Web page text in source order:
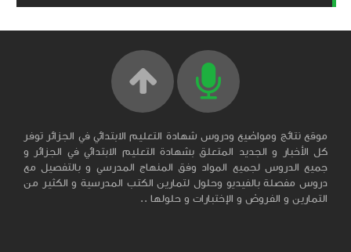
موقع نتائج ومواضيع ودروس شهادة التعليم الابتدائي في الجزائر توفر
كل الأخبار و الجديد المتعلق بشهادة التعليم الابتدائي في الجزائر و
جميع الدروس لجميع المواد وفق المنهاج المدرسي و بالتفصيل مع
دروس مفصلة بالفيديو وحلول لتمارين الكتب المدرسية و الكثير من
التمارين و الفروض و الإختبارات و حلولها ..